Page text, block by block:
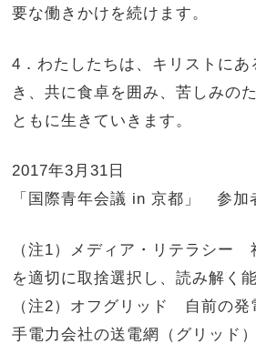
要な働きかけを続けます。
4．わたしたちは、キリストにあ
き、共に食卓を囲み、苦しみの
ともに生きていきます。
2017年3月31日
「国際青年会議 in 京都」 参加
（注1）メディア・リテラシー
を適切に取捨選択し、読み解く
（注2）オフグリッド 自前の発
手電力会社の送電網（グリッド